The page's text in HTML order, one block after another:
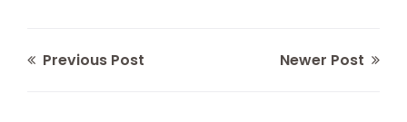
Previous Post Newer Post